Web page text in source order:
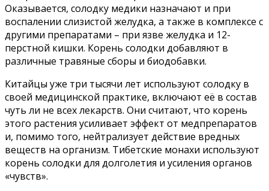
Оказывается, солодку медики назначают и при
воспалении слизистой желудка, а также в комплексе с
другими препаратами – при язве желудка и 12-
перстной кишки. Корень солодки добавляют в
различные травяные сборы и биодобавки.
Китайцы уже три тысячи лет используют солодку в
своей медицинской практике, включают её в состав
чуть ли не всех лекарств. Они считают, что корень
этого растения усиливает эффект от медпрепаратов
и, помимо того, нейтрализует действие вредных
веществ на организм. Тибетские монахи используют
корень солодки для долголетия и усиления органов
«чувств».